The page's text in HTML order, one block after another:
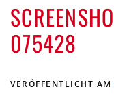
KONTAKT
IMPRESSUM
075428
VERÖFFENTLICHT AM